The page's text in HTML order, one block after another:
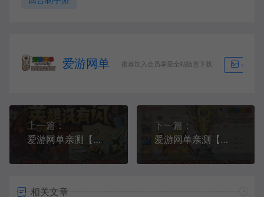
爱游网单 推荐加入会员享受全站随意下载 生成海
上一篇：
爱游网单亲测【没有闪】代金券内购完整单机版 GM物品后台 虚拟机一键端亲测视频教学+Linux手工服务端
下一篇：
爱游网单亲测【口袋觉醒】九神单机冠军皮卡丘GM物品充值后台平台币内购虚拟机一键端视频教学
相关文章